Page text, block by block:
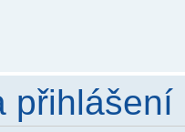
přihlášení